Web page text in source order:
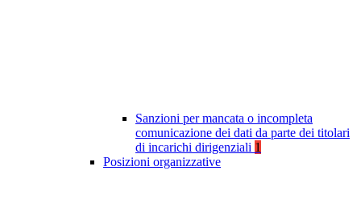
Sanzioni per mancata o incompleta
comunicazione dei dati da parte dei titolari
di incarichi dirigenziali 1
Posizioni organizzative